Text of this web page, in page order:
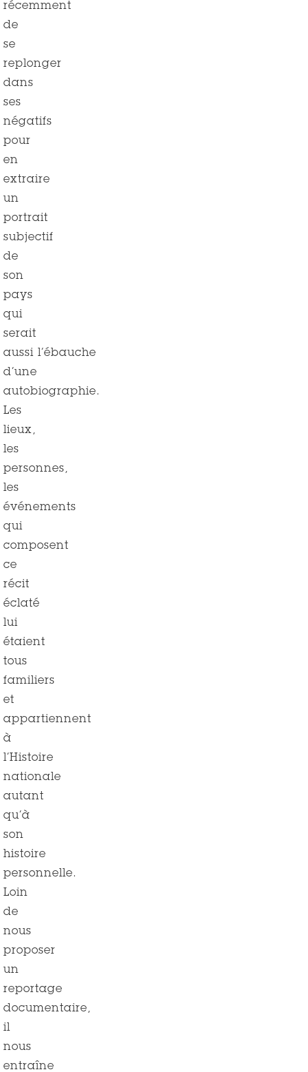
récemment
de
se
replonger
dans
ses
négatifs
pour
en
extraire
un
portrait
subjectif
de
son
pays
qui
serait
aussi l’ébauche
d’une
autobiographie.
Les
lieux,
les
personnes,
les
événements
qui
composent
ce
récit
éclaté
lui
étaient
tous
familiers
et
appartiennent
à
l’Histoire
nationale
autant
qu’à
son
histoire
personnelle.
Loin
de
nous
proposer
un
reportage
documentaire,
il
nous
entraîne